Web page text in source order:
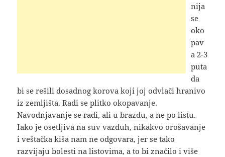
nija
se
oko
pav
a 2-3
puta
da
bi se rešili dosadnog korova koji joj odvlači hranivo
iz zemljišta. Radi se plitko okopavanje.
Navodnjavanje se radi, ali ubrazdu, a ne po listu.
Iako je osetljiva na suv vazduh, nikakvo orošavanje
i veštačka kiša nam ne odgovara, jer se tako
razvijaju bolesti na listovima, a to bi značilo i više